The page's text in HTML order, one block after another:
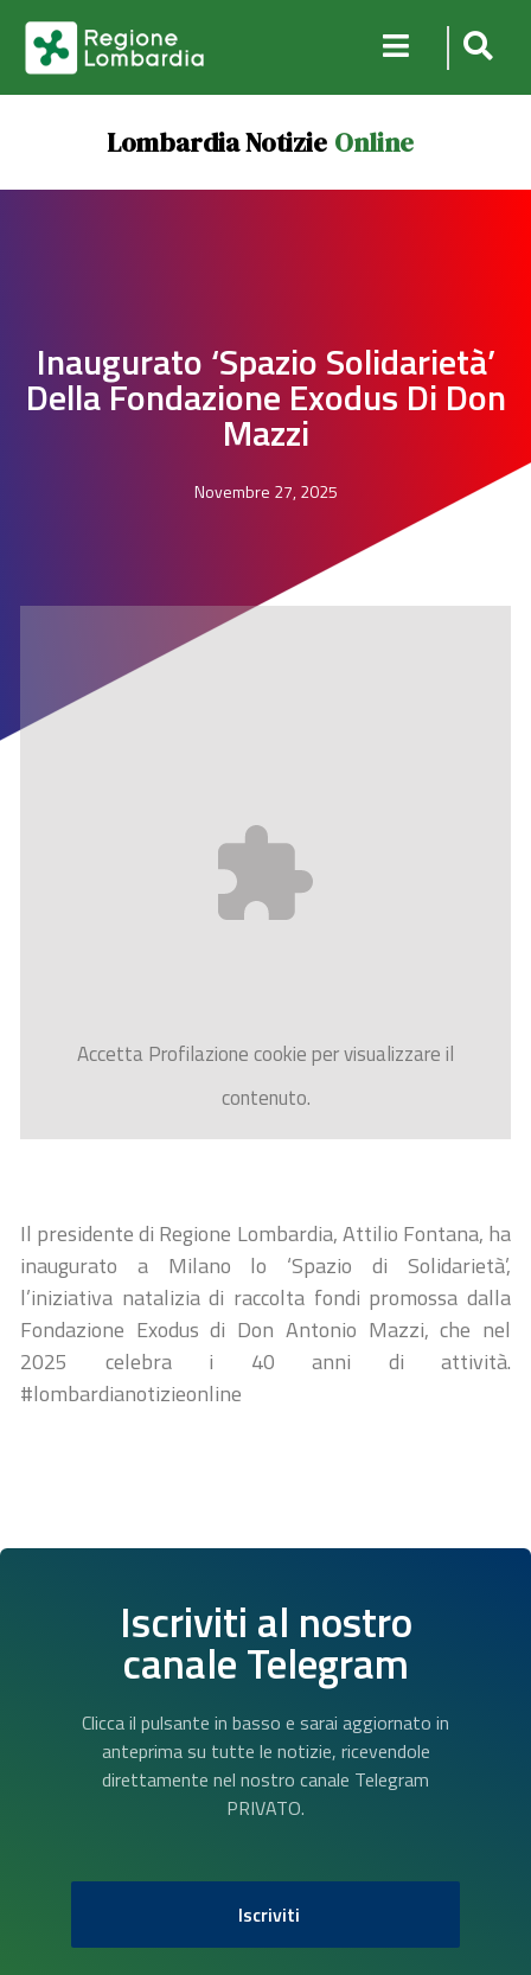
Lombardia Notizie Online
Inaugurato ‘Spazio Solidarietà’
Della Fondazione Exodus Di Don
Mazzi
Novembre 27, 2025
AccettaProfilazionecookie per visualizzare il
contenuto.
Il presidente di Regione Lombardia, Attilio Fontana, ha
inaugurato a Milano lo ‘Spazio di Solidarietà’,
l’iniziativa natalizia di raccolta fondi promossa dalla
Fondazione Exodus di Don Antonio Mazzi, che nel
2025 celebra i 40 anni di attività.
#lombardianotizieonline
Iscriviti al nostro
canale Telegram
Clicca il pulsante in basso e sarai aggiornato in
anteprima su tutte le notizie, ricevendole
direttamente nel nostro canale Telegram
PRIVATO.
Iscriviti